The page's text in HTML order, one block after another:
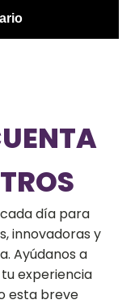
día para
innovadoras y
Ayúdanos a
experiencia
esta breve